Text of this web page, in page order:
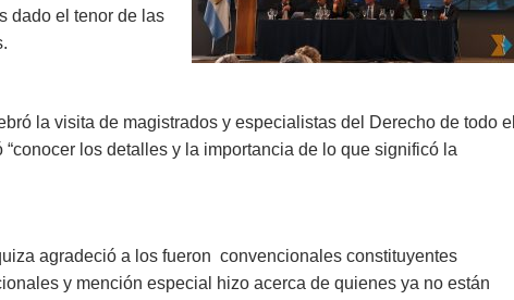
dado el tenor de las
la visita de magistrados y especialistas del Derecho de todo el
los detalles y la importancia de lo que significó la
agradeció a los fueron convencionales constituyentes
y mención especial hizo acerca de quienes ya no están